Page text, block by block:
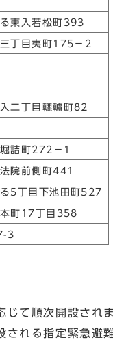
東入若松町393
丁目夷町175－2
二丁目轆轤町82
詰町272－1
院前側町441
5丁目下池田町527
町17丁目358
3
て順次開設され
れる指定緊急避